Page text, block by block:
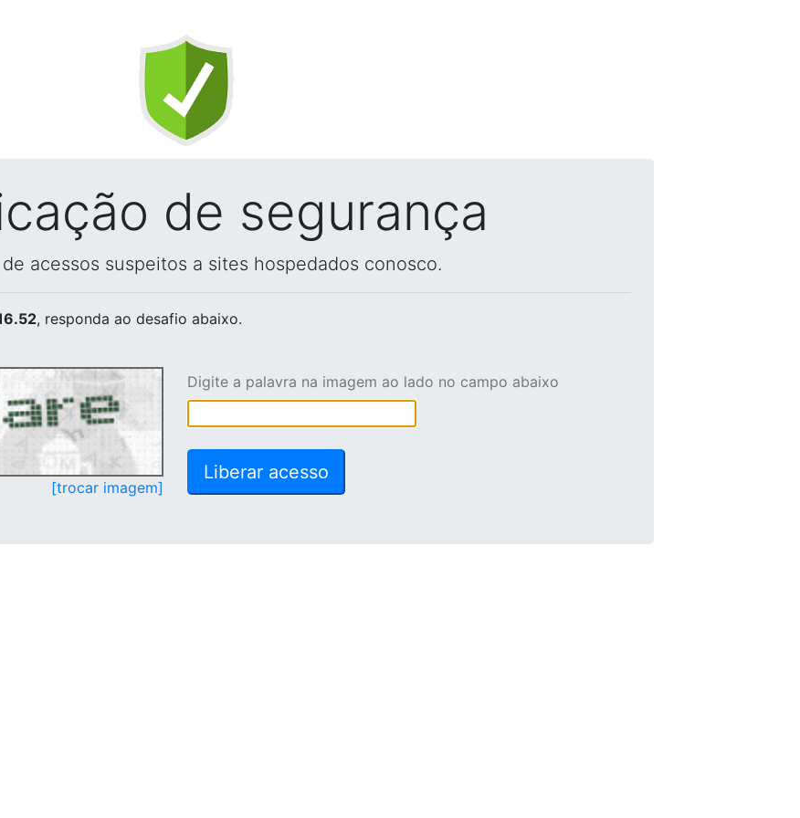
de segurança
acessos suspeitos a sites hospedados conosco.
, responda ao desafio abaixo.
[trocar imagem]
Digite a palavra na imagem ao lado no campo abaixo